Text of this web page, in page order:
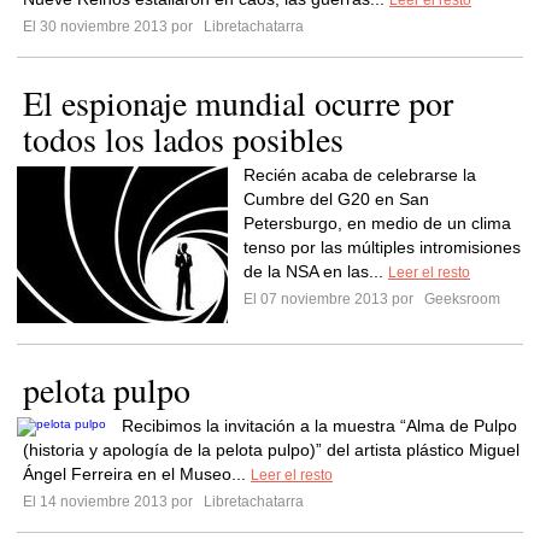
El 30 noviembre 2013 por
Libretachatarra
El espionaje mundial ocurre por
todos los lados posibles
Recién acaba de celebrarse la
Cumbre del G20 en San
Petersburgo, en medio de un clima
tenso por las múltiples intromisiones
de la NSA en las...
Leer el resto
El 07 noviembre 2013 por
Geeksroom
pelota pulpo
Recibimos la invitación a la muestra “Alma de Pulpo
(historia y apología de la pelota pulpo)” del artista plástico Miguel
Ángel Ferreira en el Museo...
Leer el resto
El 14 noviembre 2013 por
Libretachatarra